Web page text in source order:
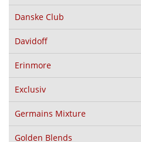
Danske Club
Davidoff
Erinmore
Exclusiv
Germains Mixture
Golden Blends